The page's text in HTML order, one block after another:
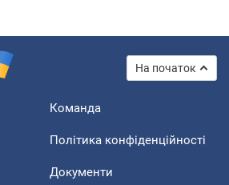
На початок
Команда
Політика конфіденційності
Документи